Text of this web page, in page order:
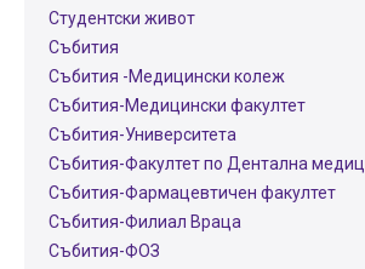
Студентски живот
Събития
Събития -Медицински колеж
Събития-Медицински факултет
Събития-Университета
Събития-Факултет по Дентална
Събития-Фармацевтичен факултет
Събития-Филиал Враца
Събития-ФОЗ